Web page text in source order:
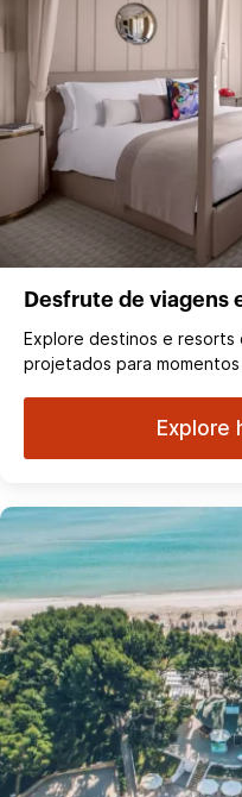
Desfrute de viagens
Explore destinos e
projetados para
Explore